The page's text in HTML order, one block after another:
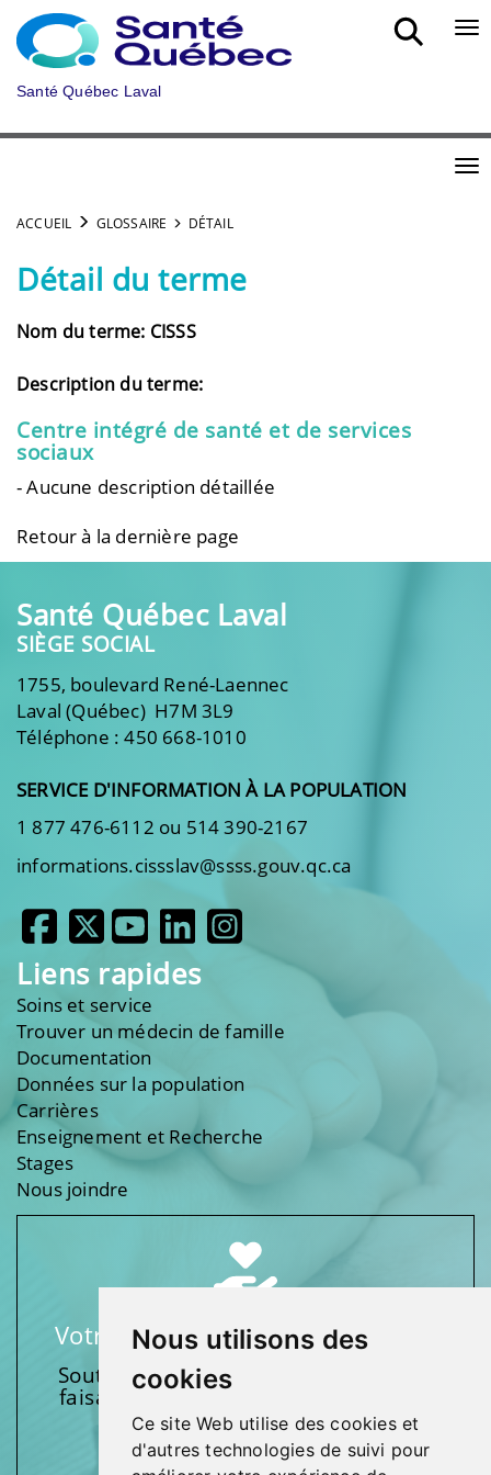
Nous utilisons des
cookies
Ce site Web utilise des cookies et
d'autres technologies de suivi pour
Aller au menu principal
Santé Québec Laval
ACCUEIL GLOSSAIRE DÉTAIL
Détail du terme
Nom du terme: CISSS
Description du terme:
Centre intégré de santé et de services
sociaux
- Aucune description détaillée
Retour à la dernière page
Santé Québec Laval
SIÈGE SOCIAL
1755, boulevard René-Laennec
Laval (Québec) H7M 3L9
Téléphone : 450 668-1010
SERVICE D'INFORMATION À LA POPULATION
1 877 476-6112 ou 514 390-2167
informations.cissslav@ssss.gouv.qc.ca
Liens rapides
Soins et service
Trouver un médecin de famille
Documentation
Données sur la population
Carrières
Enseignement et Recherche
Stages
Nous joindre
Votre soutien fait une différence
Soutenez l’une de nos fondations en
faisant un don et en participant aux
activités.
Donnez généreusement!